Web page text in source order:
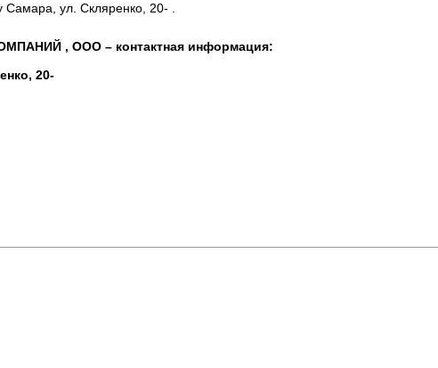
ул. Скляренко, 20- .
, ООО – контактная информация:
20-